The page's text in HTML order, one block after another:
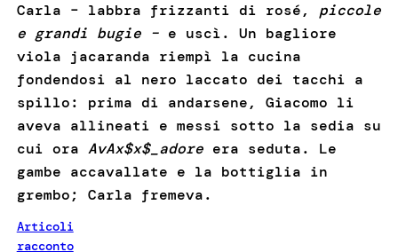
Carla – labbra frizzanti di rosé, piccole
e grandi bugie –e uscì. Un bagliore
viola jacaranda riempì la cucina
fondendosi al nero laccato dei tacchi a
spillo: prima di andarsene, Giacomo li
aveva allineati e messi sotto la sedia su
cui ora AvAx$x$_adore era seduta. Le
gambe accavallate e la bottiglia in
grembo; Carla fremeva.
Articoli
racconto